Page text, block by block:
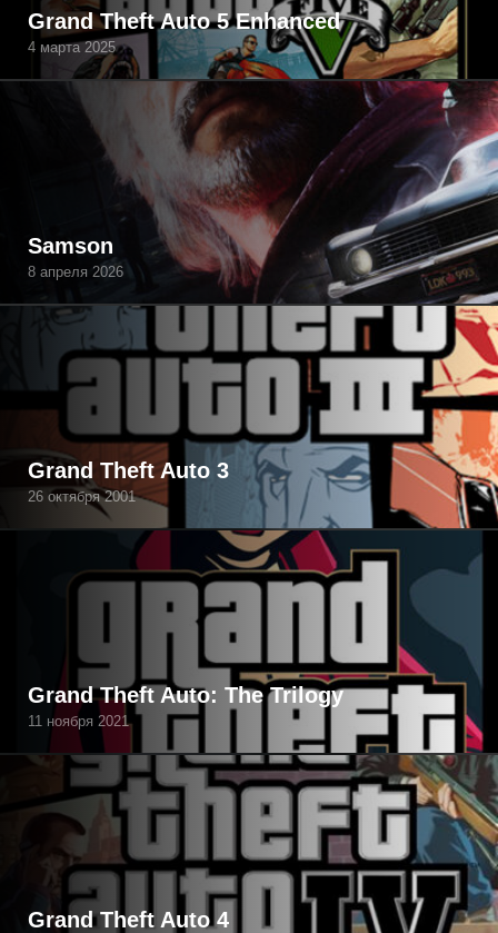
Grand Theft Auto 5 Enhanced
4 марта 2025
Samson
8 апреля 2026
Grand Theft Auto 3
26 октября 2001
Grand Theft Auto: The Trilogy
11 ноября 2021
Grand Theft Auto 4